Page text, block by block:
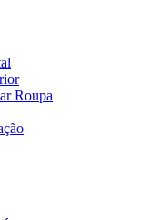
Roupa